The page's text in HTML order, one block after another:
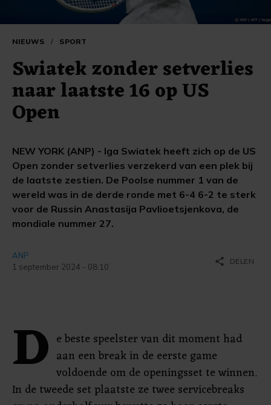
NIEUWS / SPORT
Swiatek zonder setverlies
naar laatste 16 op US
Open
NEW YORK (ANP) - Iga Swiatek heeft zich op de US
Open zonder setverlies verzekerd van een plek bij
de laatste zestien. De Poolse nummer 1 van de
wereld was in de derde ronde met 6-4 6-2 te sterk
voor de Russin Anastasija Pavlioetsjenkova, de
mondiale nummer 27.
ANP
1 september 2024 - 08:10
share DELEN
D e beste speelster van dit moment had
aan een break in de eerste game
voldoende om de openingsset te winnen.
In de tweede set plaatste ze twee servicebreaks